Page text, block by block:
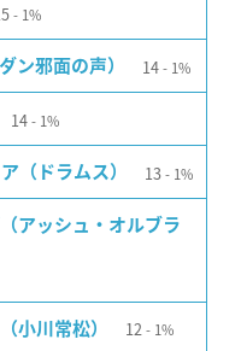
1%
ン邪面の声） 14 1%
14 1%
（ドラムス） 13 1%
アッシュ・オルブラ
小川常松） 12 1%